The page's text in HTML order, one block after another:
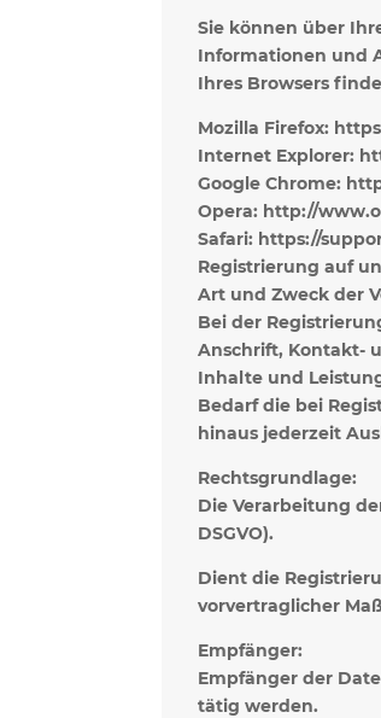
Sie können über
Informationen und
Ihres Browsers
Mozilla Firefox:
Internet Explorer:
Google Chrome:
Opera: http://
Safari: https://
Registrierung auf
Art und Zweck der
Bei der
Anschrift, Kontakt-
Inhalte und
Bedarf die bei
hinaus jederzeit
Rechtsgrundlage:
Die Verarbeitung
DSGVO).
Dient die
vorvertraglicher
Empfänger:
Empfänger der
tätig werden.